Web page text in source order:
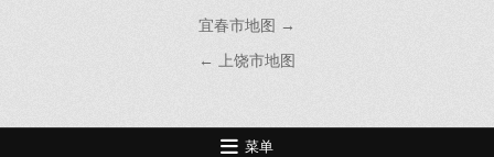
航
宜春市地图 →
← 上饶市地图
菜单